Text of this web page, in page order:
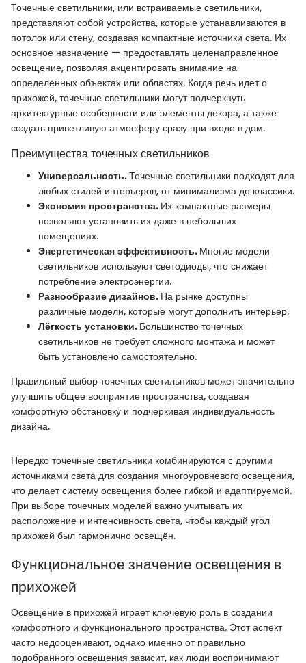
Точечные светильники, или встраиваемые светильники,
представляют собой устройства, которые устанавливаются в
потолок или стену, создавая компактные источники света. Их
основное назначение — предоставлять целенаправленное
освещение, позволяя акцентировать внимание на
определённых объектах или областях. Когда речь идет о
прихожей, точечные светильники могут подчеркнуть
архитектурные особенности или элементы декора, а также
создать приветливую атмосферу сразу при входе в дом.
Преимущества точечных светильников
Универсальность.Точечные светильники подходят для
любых стилей интерьеров, от минимализма до классики.
Экономия пространства.Их компактные размеры
позволяют установить их даже в небольших
помещениях.
Энергетическая эффективность.Многие модели
светильников используют светодиоды, что снижает
потребление электроэнергии.
Разнообразие дизайнов.На рынке доступны
различные модели, которые могут дополнить интерьер.
Лёгкость установки.Большинство точечных
светильников не требует сложного монтажа и может
быть установлено самостоятельно.
Правильный выбор точечных светильников может значительно
улучшить общее восприятие пространства, создавая
комфортную обстановку и подчеркивая индивидуальность
дизайна.
Нередко точечные светильники комбинируются с другими
источниками света для создания многоуровневого освещения,
что делает систему освещения более гибкой и адаптируемой.
При выборе точечных моделей важно учитывать их
расположение и интенсивность света, чтобы каждый угол
прихожей был гармонично освещён.
Функциональное значение освещения в
прихожей
Освещение в прихожей играет ключевую роль в создании
комфортного и функционального пространства. Этот аспект
часто недооценивают, однако именно от правильно
подобранного освещения зависит, как люди воспринимают